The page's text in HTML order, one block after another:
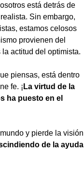
está detrás de
Sin embargo,
estamos celosos
provienen del
actitud del optimista.
piensas, está dentro
fe. ¡ La virtud de la
ha puesto en el
y pierde la visión
de la ayuda